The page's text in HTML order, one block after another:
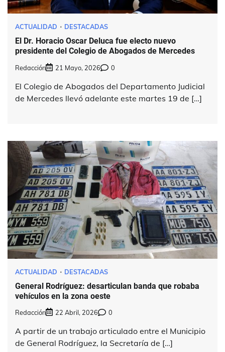
ACTUALIDAD DESTACADAS
El Dr. Horacio Oscar Deluca fue electo nuevo
presidente del Colegio de Abogados de Mercedes
Redacción 21 Mayo, 2026 0
El Colegio de Abogados del Departamento Judicial
de Mercedes llevó adelante este martes 19 de […]
ACTUALIDAD DESTACADAS
General Rodríguez: desarticulan banda que robaba
vehículos en la zona oeste
Redacción 22 Abril, 2026 0
A partir de un trabajo articulado entre el Municipio
de General Rodríguez, la Secretaría de […]